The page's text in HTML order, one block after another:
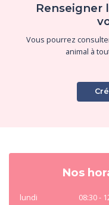
Renseigner
Vous pourrez
animal à
Nos
lundi 08:30 -